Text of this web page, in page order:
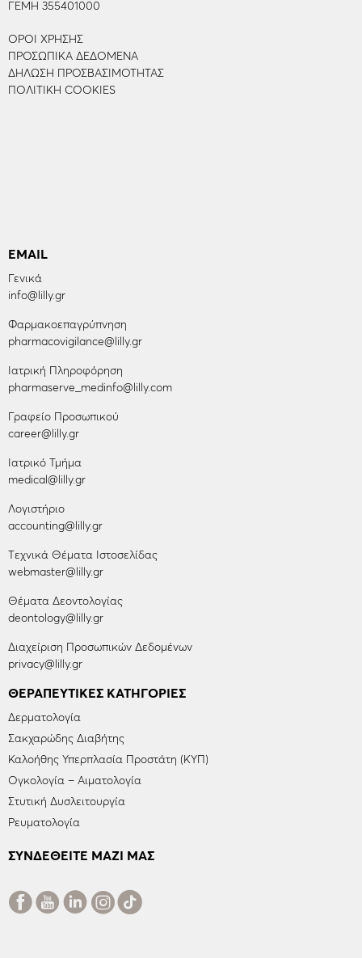
ΓΕΜΗ 355401000
ΌΡΟΙ ΧΡΉΣΗΣ
ΠΡΟΣΩΠΙΚΆ ΔΕΔΟΜΈΝΑ
ΔΉΛΩΣΗ ΠΡΟΣΒΑΣΙΜΌΤΗΤΑΣ
ΠΟΛΙΤΙΚΉ COOKIES
EMAIL
Γενικά
info@lilly.gr
Φαρμακοεπαγρύπνηση
pharmacovigilance@lilly.gr
Ιατρική Πληροφόρηση
pharmaserve_medinfo@lilly.com
Γραφείο Προσωπικού
career@lilly.gr
Ιατρικό Τμήμα
medical@lilly.gr
Λογιστήριο
accounting@lilly.gr
Tεχνικά Θέματα Ιστοσελίδας
webmaster@lilly.gr
Θέματα Δεοντολογίας
deontology@lilly.gr
Διαχείριση Προσωπικών Δεδομένων
privacy@lilly.gr
ΘΕΡΑΠΕΥΤΙΚΈΣ ΚΑΤΗΓΟΡΊΕΣ
Δερματολογία
Σακχαρώδης Διαβήτης
Καλοήθης Υπερπλασία Προστάτη (ΚΥΠ)
Ογκολογία – Αιματολογία
Στυτική Δυσλειτουργία
Ρευματολογία
ΣΥΝΔΕΘΕΙΤΕ ΜΑΖΙ ΜΑΣ